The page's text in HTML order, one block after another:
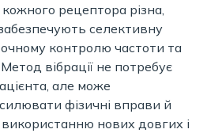
рецептора різна,
селективну
контролю частоти та
вібрації не потребує
але може
фізичні вправи й
нових довгих і